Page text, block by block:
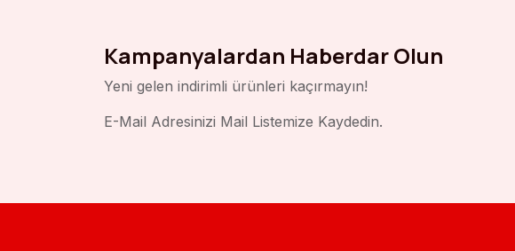
Kampanyalardan Haberdar Olun
Yeni gelen indirimli ürünleri kaçırmayın!
E-Mail Adresinizi Mail Listemize Kaydedin.